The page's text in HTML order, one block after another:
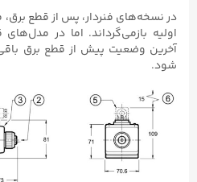
در نسخه‌های فنردار، پس از قطع
آخرین وضعیت پیش از قطع برق
شود.